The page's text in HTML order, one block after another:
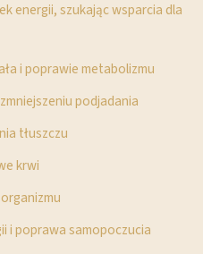
energii, szukając wsparcia dla
i poprawie metabolizmu
podjadania
tłuszczu
krwi
i poprawa samopoczucia